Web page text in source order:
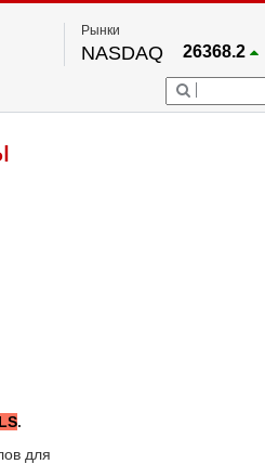
Рынки
NASDAQ 26368.2
FTSE 100 67.17
53966.9
LS.
для